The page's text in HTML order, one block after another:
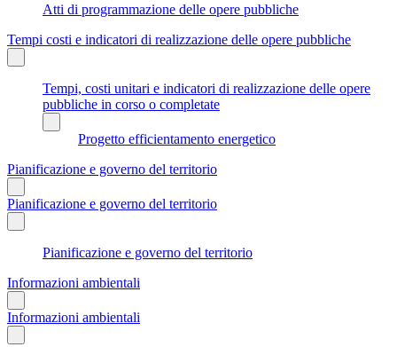
Atti di programmazione delle opere pubbliche
Tempi costi e indicatori di realizzazione delle opere pubbliche
Tempi, costi unitari e indicatori di realizzazione delle opere
pubbliche in corso o completate
Progetto efficientamento energetico
Pianificazione e governo del territorio
Pianificazione e governo del territorio
Pianificazione e governo del territorio
Informazioni ambientali
Informazioni ambientali